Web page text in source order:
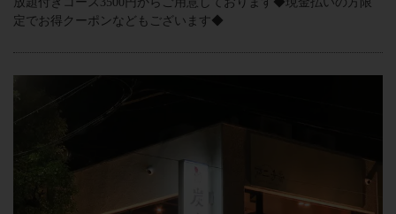
定でお得クーポンなどもございます◆